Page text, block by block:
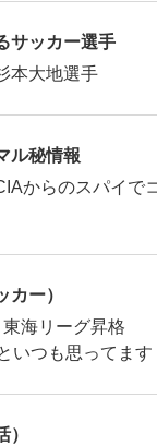
サッカー選手
本大地選手
ル秘情報
からのスパイで
カー）
海リーグ昇格
いつも思ってます
）